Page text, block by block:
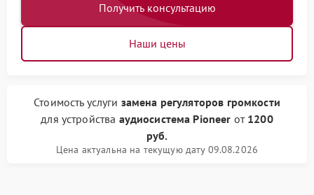
Получить консультацию
Наши цены
Стоимость услуги замена регуляторов громкости
для устройства аудиосистема Pioneer от 1200
руб.
Цена актуальна на текущую дату 09.08.2026